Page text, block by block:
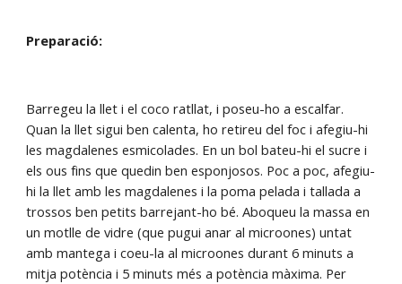
Preparació:
Barregeu la llet i el coco ratllat, i poseu-ho a escalfar.
Quan la llet sigui ben calenta, ho retireu del foc i afegiu-hi
les magdalenes esmicolades. En un bol bateu-hi el sucre i
els ous fins que quedin ben esponjosos. Poc a poc, afegiu-
hi la llet amb les magdalenes i la poma pelada i tallada a
trossos ben petits barrejant-ho bé. Aboqueu la massa en
un motlle de vidre (que pugui anar al microones) untat
amb mantega i coeu-la al microones durant 6 minuts a
mitja potència i 5 minuts més a potència màxima. Per